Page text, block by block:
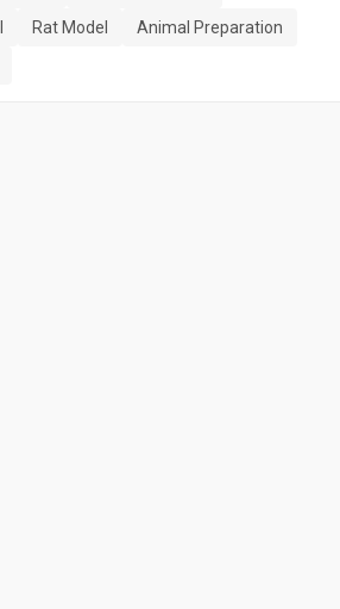
Rat Model
Animal Preparation